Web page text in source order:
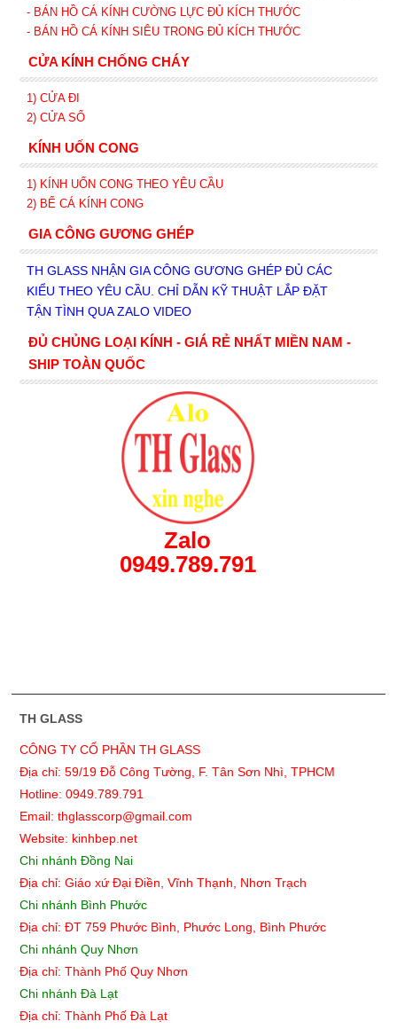
- BÁN HỒ CÁ KÍNH CƯỜNG LỰC ĐỦ KÍCH THƯỚC
- BÁN HỒ CÁ KÍNH SIÊU TRONG ĐỦ KÍCH THƯỚC
CỬA KÍNH CHỐNG CHÁY
1) CỬA ĐI
2) CỬA SỔ
KÍNH UỐN CONG
1) KÍNH UỐN CONG THEO YÊU CẦU
2) BỂ CÁ KÍNH CONG
GIA CÔNG GƯƠNG GHÉP
TH GLASS NHẬN GIA CÔNG GƯƠNG GHÉP ĐỦ CÁC
KIỂU THEO YÊU CẦU. CHỈ DẪN KỸ THUẬT LẮP ĐẶT
TẬN TÌNH QUA ZALO VIDEO
ĐỦ CHỦNG LOẠI KÍNH - GIÁ RẺ NHẤT MIỀN NAM -
SHIP TOÀN QUỐC
Zalo
0949.789.791
TH GLASS
CÔNG TY CỔ PHẦN TH GLASS
Địa chỉ: 59/19 Đỗ Công Tường, F. Tân Sơn Nhì, TPHCM
Hotline: 0949.789.791
Email: thglasscorp@gmail.com
Website: kinhbep.net
Chi nhánh Đồng Nai
Địa chỉ: Giáo xứ Đại Điền, Vĩnh Thạnh, Nhơn Trạch
Chi nhánh Bình Phước
Địa chỉ: ĐT 759 Phước Bình, Phước Long, Bình Phước
Chi nhánh Quy Nhơn
Địa chỉ: Thành Phố Quy Nhơn
Chi nhánh Đà Lạt
Địa chỉ: Thành Phố Đà Lạt